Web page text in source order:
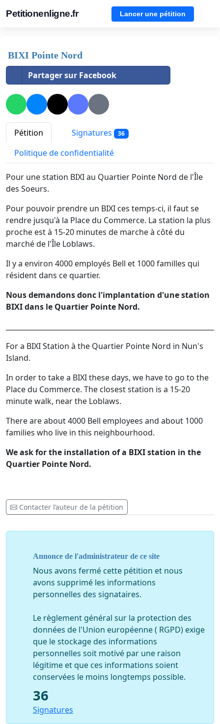
Petitionenligne.fr Lancer une pétition
BIXI Pointe Nord
Partager sur Facebook
Pétition Signatures 36
Politique de confidentialité
Pour une station BIXI au Quartier Pointe Nord de l'Île
des Soeurs.
Pour pouvoir prendre un BIXI ces temps-ci, il faut se
rendre jusqu'à la Place du Commerce. La station la plus
proche est à 15-20 minutes de marche à côté du
marché de l'Île Loblaws.
Il y a environ 4000 employés Bell et 1000 familles qui
résident dans ce quartier.
Nous demandons donc l'implantation d'une station
BIXI dans le Quartier Pointe Nord.
For a BIXI Station à the Quartier Pointe Nord in Nun's
Island.
In order to take a BIXI these days, we have to go to the
Place du Commerce. The closest station is a 15-20
minute walk, near the Loblaws.
There are about 4000 Bell employees and about 1000
families who live in this neighbourhood.
We ask for the installation of a BIXI station in the
Quartier Pointe Nord.
Contacter l’auteur de la pétition
Annonce de l'administrateur de ce site
Nous avons fermé cette pétition et nous
avons supprimé les informations
personnelles des signataires.
Le règlement général sur la protection des
données de l'Union européenne ( RGPD) exige
que le stockage des informations
personnelles soit motivé par une raison
légitime et que ces informations soient
conservées le moins longtemps possible.
36
Signatures